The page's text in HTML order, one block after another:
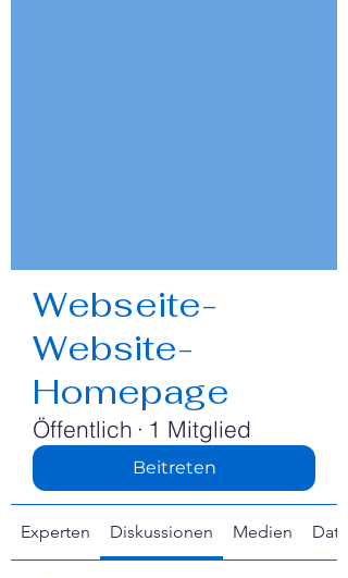
Webseite-
Website-
Homepage
Öffentlich · 1 Mitglied
Beitreten
Experten Diskussionen Medien